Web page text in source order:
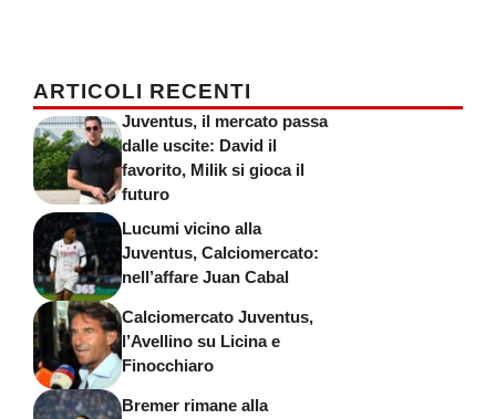
ARTICOLI RECENTI
Juventus, il mercato passa
dalle uscite: David il
favorito, Milik si gioca il
futuro
Lucumi vicino alla
Juventus, Calciomercato:
nell’affare Juan Cabal
Calciomercato Juventus,
l’Avellino su Licina e
Finocchiaro
Bremer rimane alla